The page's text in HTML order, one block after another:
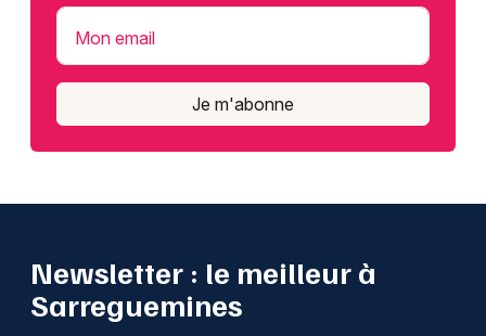
Mon email
Je m'abonne
Newsletter : le meilleur à
Sarreguemines